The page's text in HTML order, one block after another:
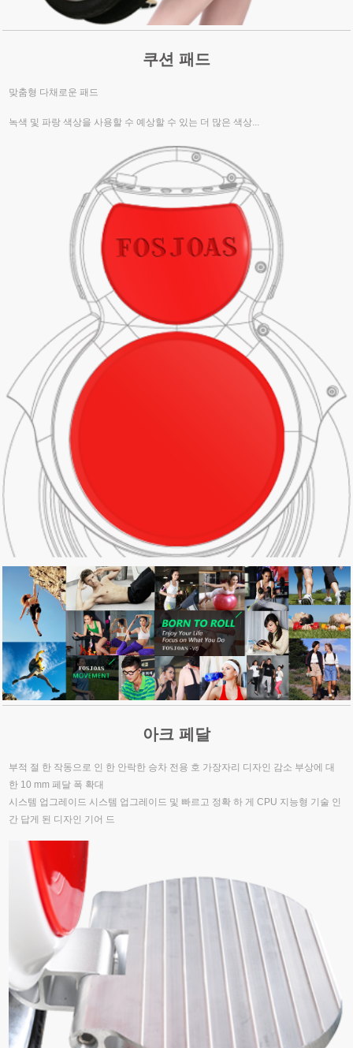
쿠션 패드
맞춤형 다채로운 패드
녹색 및 파랑 색상을 사용할 수 예상할 수 있는 더 많은 색상...
아크 페달
부적 절 한 작동으로 인 한 안락한 승차 전용 호 가장자리 디자인 감소 부상에 대
한 10 mm 페달 폭 확대
시스템 업그레이드 시스템 업그레이드 및 빠르고 정확 하 게 CPU 지능형 기술 인
간 답게 된 디자인 기어 드